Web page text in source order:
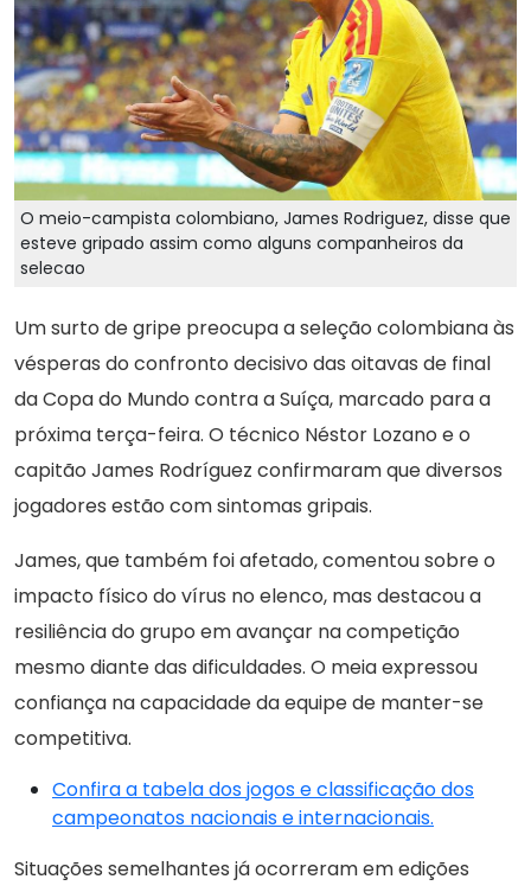
O meio-campista colombiano, James Rodriguez, disse que
esteve gripado assim como alguns companheiros da
selecao
Um surto de gripe preocupa a seleção colombiana às
vésperas do confronto decisivo das oitavas de final
da Copa do Mundo contra a Suíça, marcado para a
próxima terça-feira. O técnico Néstor Lozano e o
capitão James Rodríguez confirmaram que diversos
jogadores estão com sintomas gripais.
James, que também foi afetado, comentou sobre o
impacto físico do vírus no elenco, mas destacou a
resiliência do grupo em avançar na competição
mesmo diante das dificuldades. O meia expressou
confiança na capacidade da equipe de manter-se
competitiva.
Confira a tabela dos jogos e classificação dos
campeonatos nacionais e internacionais.
Situações semelhantes já ocorreram em edições